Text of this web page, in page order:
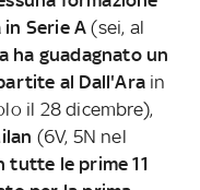
Serie A(sei, al
ha guadagnato un
al Dall'Ara in
il 28 dicembre),
(6V, 5N nel
le prime 11